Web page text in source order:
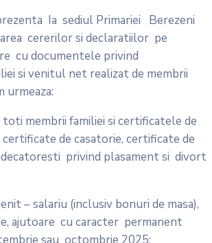
Ia sediul Primariei Berezeni
cererilor si declaratiilor pe
cu documentele privind
si venitul net realizat de membrii
urmeaza:
membrii familiei si certificatele de
certificate de casatorie, certificate de
privind plasament si divort
– salariu (inclusiv bonuri de masa),
ajutoare cu caracter permanent